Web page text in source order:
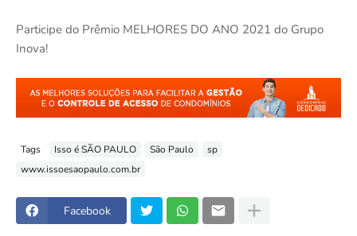
Participe do Prêmio MELHORES DO ANO 2021 do Grupo
Inova!
Tags Isso é SÃO PAULO São Paulo
sp
www.issoesaopaulo.com.br
Facebook